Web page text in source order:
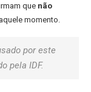
que não
momento.
por este
pela IDF.